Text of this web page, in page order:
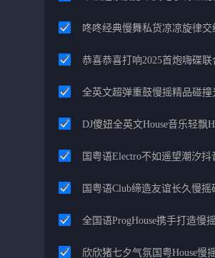
咚咚经典慢舞私货凉凉旋律
恭喜恭喜打响2025首炮嗨碟
全英文超弹重鼓慢摇精品碰撞
DJ傻妞全英文House音乐轻飘
国粤语Electro不如遥望潮汐
国粤语Club缔造友谊长久慢
全国语ProgHouse携手打造慢
欣欣猪七夕气氛国粤House慢